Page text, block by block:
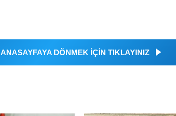
ANASAYFAYA DÖNMEK İÇİN TIKLAYINIZ